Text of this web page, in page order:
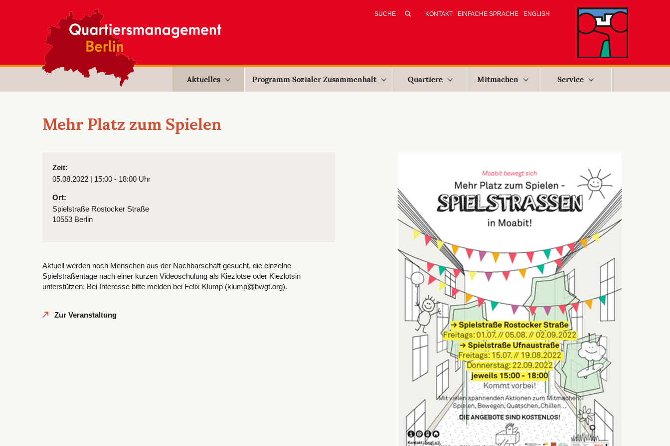
KONTAKT EINFACHE SPRACHE ENGLISH
Aktuelles Programm Sozialer Zusammenhalt Quartiere Mitmachen Service
Mehr Platz zum Spielen
Zeit:
05.08.2022 | 15:00 - 18:00 Uhr
Ort:
Spielstraße Rostocker Straße
10553 Berlin
Aktuell werden noch Menschen aus der Nachbarschaft gesucht, die einzelne
Spielstraßentage nach einer kurzen Videoschulung als Kiezlotse oder Kiezlotsin
unterstützen. Bei Interesse bitte melden bei Felix Klump (klump@bwgt.org).
Zur Veranstaltung